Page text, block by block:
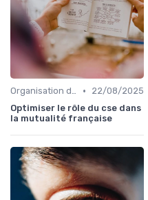
Organisation des forces de vente •
22/08/2025
Optimiser le rôle du cse dans
la mutualité française